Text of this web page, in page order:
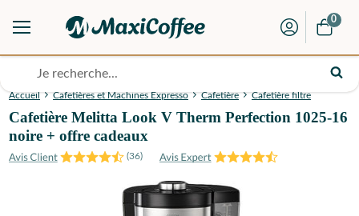
0
Accueil Cafetières et Machines Expresso Cafetière Cafetière filtre
Cafetière Melitta Look V Therm Perfection 1025-16
noire + offre cadeaux
(36)